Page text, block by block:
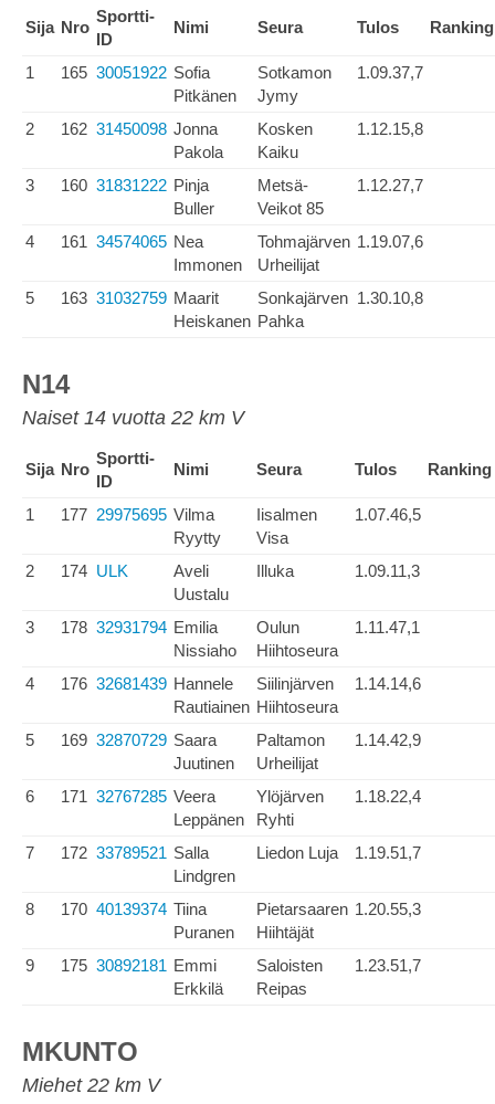
Sija Nro
Sportti-
ID
Nimi Seura Tulos Ranking
1 165 30051922 Sofia
Pitkänen
Sotkamon
Jymy
1.09.37,7
2 162 31450098 Jonna
Pakola
Kosken
Kaiku
1.12.15,8
3 160 31831222 Pinja
Buller
Metsä-
Veikot 85
1.12.27,7
4 161 34574065 Nea
Immonen
Tohmajärven
Urheilijat
1.19.07,6
5 163 31032759 Maarit
Heiskanen
Sonkajärven
Pahka
1.30.10,8
N14
Naiset 14 vuotta 22 km V
Sija Nro
Sportti-
ID
Nimi Seura Tulos Ranking
1 177 29975695 Vilma
Ryytty
Iisalmen
Visa
1.07.46,5
2 174 ULK
Aveli
Uustalu
Illuka 1.09.11,3
3 178 32931794 Emilia
Nissiaho
Oulun
Hiihtoseura
1.11.47,1
4 176 32681439 Hannele
Rautiainen
Siilinjärven
Hiihtoseura
1.14.14,6
5 169 32870729 Saara
Juutinen
Paltamon
Urheilijat
1.14.42,9
6 171 32767285 Veera
Leppänen
Ylöjärven
Ryhti
1.18.22,4
7 172 33789521 Salla
Lindgren
Liedon Luja 1.19.51,7
8 170 40139374 Tiina
Puranen
Pietarsaaren
Hiihtäjät
1.20.55,3
9 175 30892181 Emmi
Erkkilä
Saloisten
Reipas
1.23.51,7
MKUNTO
Miehet 22 km V